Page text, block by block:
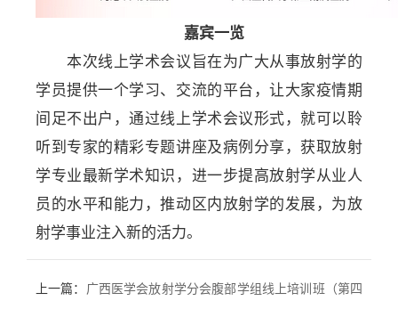
嘉宾一览
本次线上学术会议旨在为广大从事放射学的
学员提供一个学习、交流的平台，让大家疫情期
间足不出户，通过线上学术会议形式，就可以聆
听到专家的精彩专题讲座及病例分享，获取放射
学专业最新学术知识，进一步提高放射学从业人
员的水平和能力，推动区内放射学的发展，为放
射学事业注入新的活力。
上一篇： 广西医学会放射学分会腹部学组线上培训班（第四